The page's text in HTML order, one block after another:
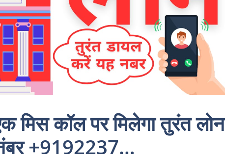
मिस कॉल पर मिलेगा तुरंत लोन
+9192237…